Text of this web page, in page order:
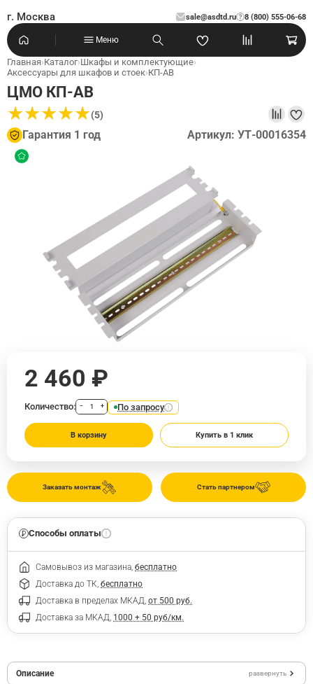
г. Москва sale@asdtd.ru 8 (800) 555-06-68
?
Меню
Главная›Каталог›Шкафы и комплектующие›
Аксессуары для шкафов и стоек›КП-АВ
ЦМО КП-АВ
★★★★★
★★★★★(5)
Гарантия 1 год Артикул: УТ-00016354
Стать партнером
Заказать монтаж
2 460 ₽
Количество: − + По запросу
В корзину Купить в 1 клик
Способы оплаты
Самовывоз из магазина, бесплатно
Доставка до ТК, бесплатно
Доставка в пределах МКАД, от 500 руб.
Доставка за МКАД, 1000 + 50 руб/км.
Описание развернуть